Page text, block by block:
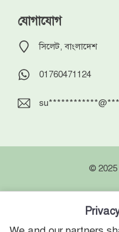
যোগাযোগ
সিলেট, বাংলাদেশ
01760471124
su************@***
©